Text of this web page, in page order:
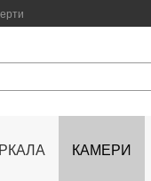
КАМЕРИ